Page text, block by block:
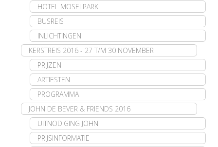
HOTEL MOSELPARK
BUSREIS
INLICHTINGEN
KERSTREIS 2016 - 27 T/M 30 NOVEMBER
PRIJZEN
ARTIESTEN
PROGRAMMA
JOHN DE BEVER & FRIENDS 2016
UITNODIGING JOHN
PRIJSINFORMATIE